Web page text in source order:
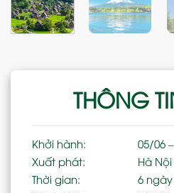
THÔNG
Khởi hành:
05/06
Xuất phát:
Hà Nội
Thời gian:
6